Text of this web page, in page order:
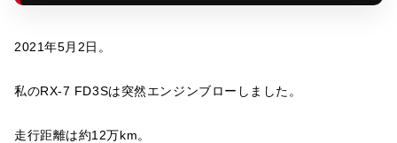
2021年5月2日。
私のRX-7 FD3Sは突然エンジンブローしました。
走行距離は約12万km。